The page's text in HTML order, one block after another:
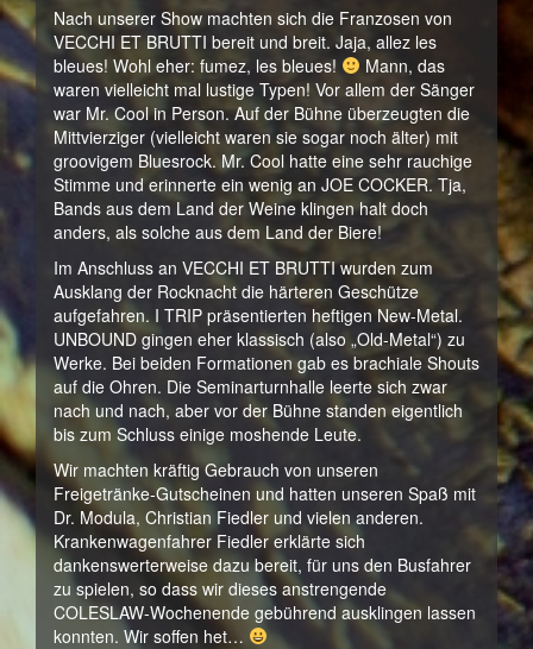
Nach unserer Show machten sich die Franzosen von
VECCHI ET BRUTTI bereit und breit. Jaja, allez les
bleues! Wohl eher: fumez, les bleues!
Mann, das
waren vielleicht mal lustige Typen! Vor allem der Sänger
war Mr. Cool in Person. Auf der Bühne überzeugten die
Mittvierziger (vielleicht waren sie sogar noch älter) mit
groovigem Bluesrock. Mr. Cool hatte eine sehr rauchige
Stimme und erinnerte ein wenig an JOE COCKER. Tja,
Bands aus dem Land der Weine klingen halt doch
anders, als solche aus dem Land der Biere!
Im Anschluss an VECCHI ET BRUTTI wurden zum
Ausklang der Rocknacht die härteren Geschütze
aufgefahren. I TRIP präsentierten heftigen New-Metal.
UNBOUND gingen eher klassisch (also „Old-Metal“) zu
Werke. Bei beiden Formationen gab es brachiale Shouts
auf die Ohren. Die Seminarturnhalle leerte sich zwar
nach und nach, aber vor der Bühne standen eigentlich
bis zum Schluss einige moshende Leute.
Wir machten kräftig Gebrauch von unseren
Freigetränke-Gutscheinen und hatten unseren Spaß mit
Dr. Modula, Christian Fiedler und vielen anderen.
Krankenwagenfahrer Fiedler erklärte sich
dankenswerterweise dazu bereit, für uns den Busfahrer
zu spielen, so dass wir dieses anstrengende
COLESLAW-Wochenende gebührend ausklingen lassen
konnten. Wir soffen het…